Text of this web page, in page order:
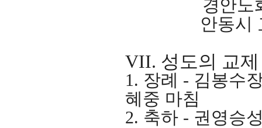
경안노
안동시 교
VII. 성도의 교제
1. 장례 - 김봉수
혜중 마침
2. 축하 - 권영승